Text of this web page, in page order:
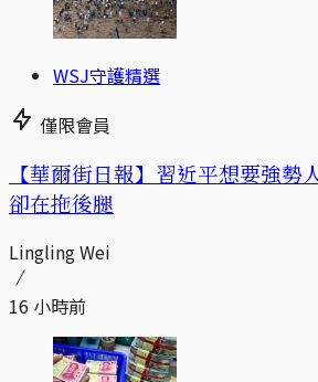
WSJ守護精選
僅限會員
【華爾街日報】習近平想要強勢
卻在拖後腿
Lingling Wei
16 小時前